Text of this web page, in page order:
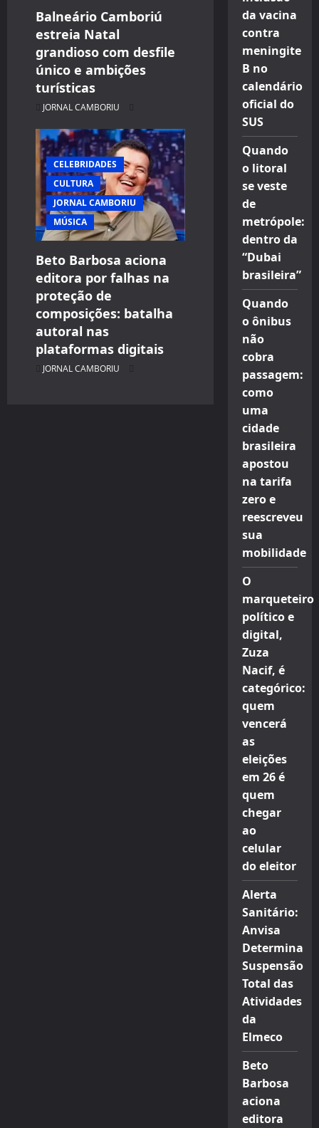
Balneário Camboriú
estreia Natal
grandioso com desfile
único e ambições
turísticas
JORNAL CAMBORIU
CELEBRIDADES
CULTURA
JORNAL CAMBORIU
MÚSICA
Beto Barbosa aciona
editora por falhas na
proteção de
composições: batalha
autoral nas
plataformas digitais
JORNAL CAMBORIU
da vacina
contra
meningite
B no
calendário
oficial do
SUS
Quando
o litoral
se veste
de
metrópole:
dentro da
“Dubai
brasileira”
Quando
o ônibus
não
cobra
passagem:
como
uma
cidade
brasileira
apostou
na tarifa
zero e
reescreveu
sua
mobilidade
O
marqueteiro
político e
digital,
Zuza
Nacif, é
categórico:
quem
vencerá
as
eleições
em 26 é
quem
chegar
ao
celular
do eleitor
Alerta
Sanitário:
Anvisa
Determina
Suspensão
Total das
Atividades
da
Elmeco
Beto
Barbosa
aciona
editora